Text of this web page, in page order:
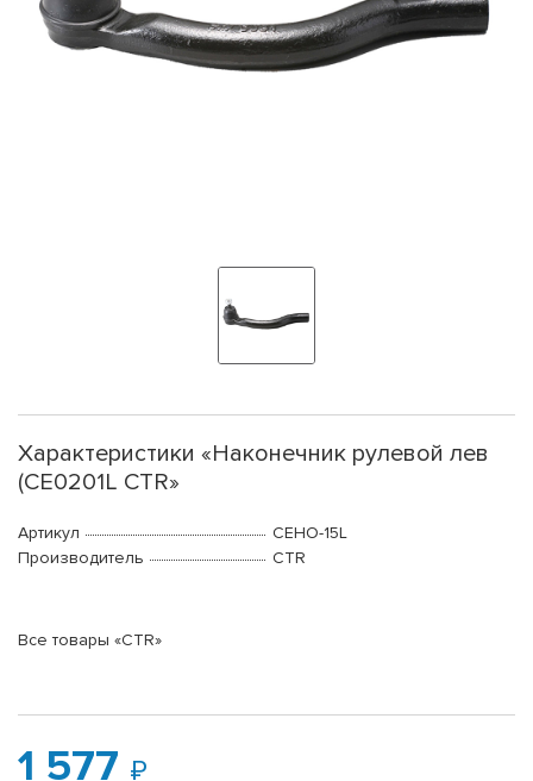
Характеристики «Наконечник рулевой лев
(CE0201L CTR»
Артикул
CEHO-15L
Производитель
CTR
Все товары «CTR»
1 577